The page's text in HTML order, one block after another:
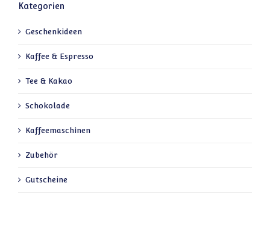
Kategorien
Geschenkideen
Kaffee & Espresso
Tee & Kakao
Schokolade
Kaffeemaschinen
Zubehör
Gutscheine